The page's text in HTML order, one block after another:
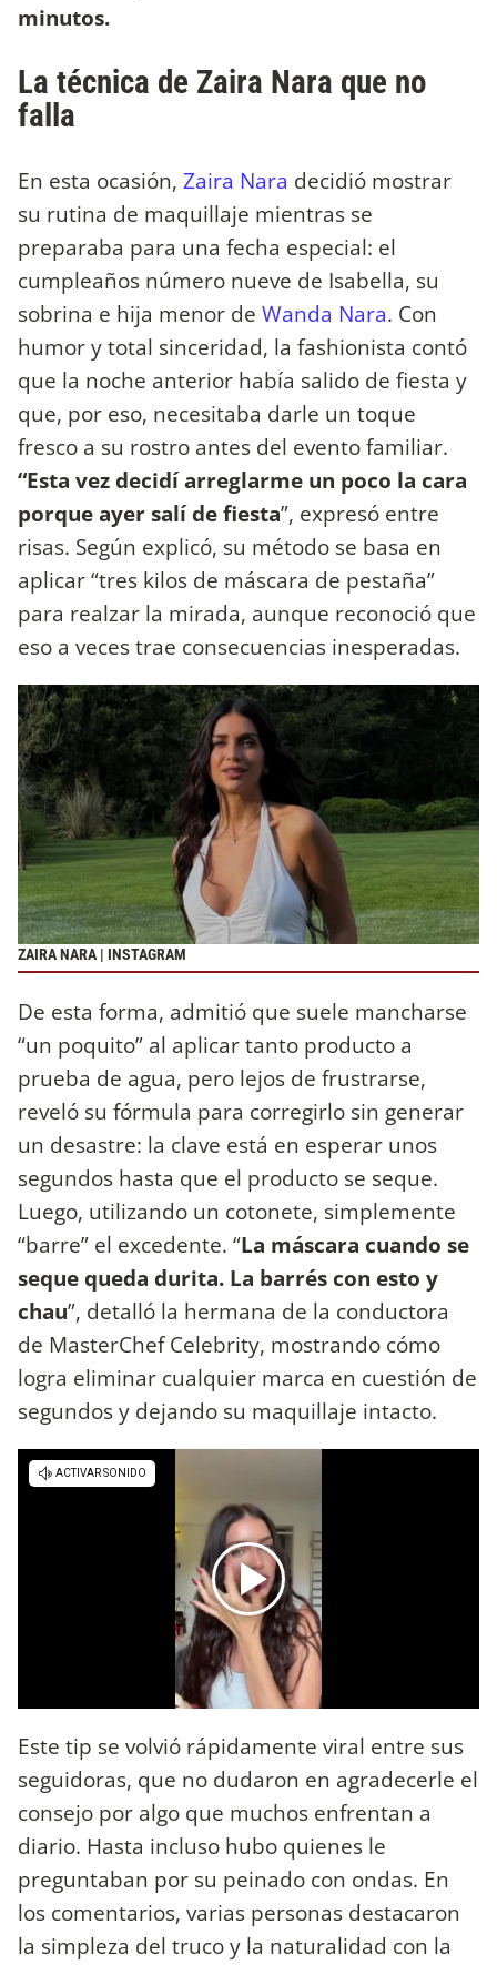
minutos.
La técnica de Zaira Nara que no
falla
En esta ocasión, Zaira Nara decidió mostrar
su rutina de maquillaje mientras se
preparaba para una fecha especial: el
cumpleaños número nueve de Isabella, su
sobrina e hija menor de Wanda Nara. Con
humor y total sinceridad, la fashionista contó
que la noche anterior había salido de fiesta y
que, por eso, necesitaba darle un toque
fresco a su rostro antes del evento familiar.
“Esta vez decidí arreglarme un poco la cara
porque ayer salí de fiesta”, expresó entre
risas. Según explicó, su método se basa en
aplicar “tres kilos de máscara de pestaña”
para realzar la mirada, aunque reconoció que
eso a veces trae consecuencias inesperadas.
ZAIRA NARA | INSTAGRAM
De esta forma, admitió que suele mancharse
“un poquito” al aplicar tanto producto a
prueba de agua, pero lejos de frustrarse,
reveló su fórmula para corregirlo sin generar
un desastre: la clave está en esperar unos
segundos hasta que el producto se seque.
Luego, utilizando un cotonete, simplemente
“barre” el excedente. “La máscara cuando se
seque queda durita. La barrés con esto y
chau”, detalló la hermana de la conductora
de MasterChef Celebrity, mostrando cómo
logra eliminar cualquier marca en cuestión de
segundos y dejando su maquillaje intacto.
Este tip se volvió rápidamente viral entre sus
seguidoras, que no dudaron en agradecerle el
consejo por algo que muchos enfrentan a
diario. Hasta incluso hubo quienes le
preguntaban por su peinado con ondas. En
los comentarios, varias personas destacaron
la simpleza del truco y la naturalidad con la